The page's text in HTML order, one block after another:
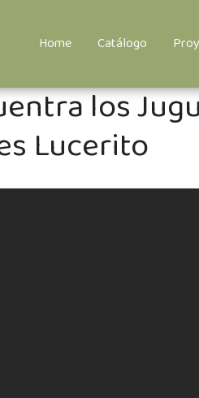
Home Catálogo
los
Lucerito